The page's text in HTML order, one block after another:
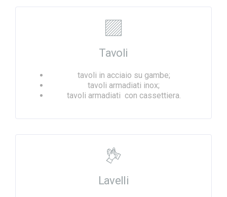
Tavoli
tavoli in acciaio su gambe;
tavoli armadiati inox;
tavoli armadiati con cassettiera.
Lavelli